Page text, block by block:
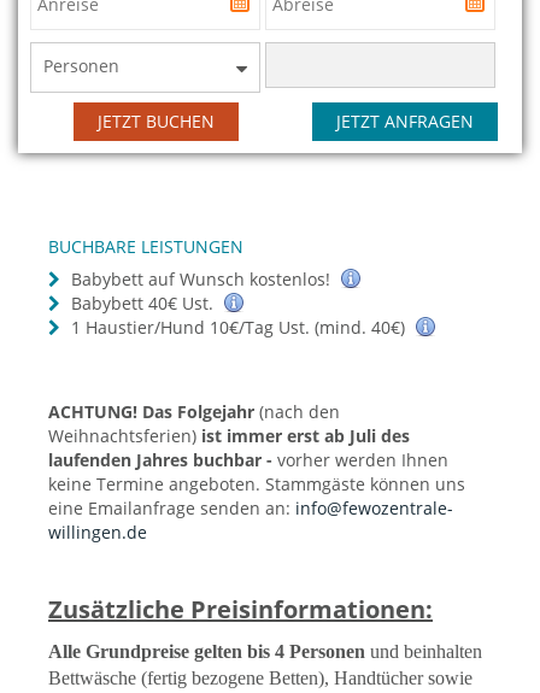
Personen
JETZT ANFRAGEN
JETZT BUCHEN
BUCHBARE LEISTUNGEN
Babybett auf Wunsch kostenlos!
Babybett 40€ Ust.
1 Haustier/Hund 10€/Tag Ust. (mind. 40€)
ACHTUNG! Das Folgejahr (nach den
Weihnachtsferien) ist immer erst ab Juli des
laufenden Jahres buchbar - vorher werden Ihnen
keine Termine angeboten. Stammgäste können uns
eine Emailanfrage senden an: info@fewozentrale-
willingen.de
Zusätzliche Preisinformationen:
Alle Grundpreise gelten bis 4 Personen und beinhalten
Bettwäsche (fertig bezogene Betten), Handtücher sowie